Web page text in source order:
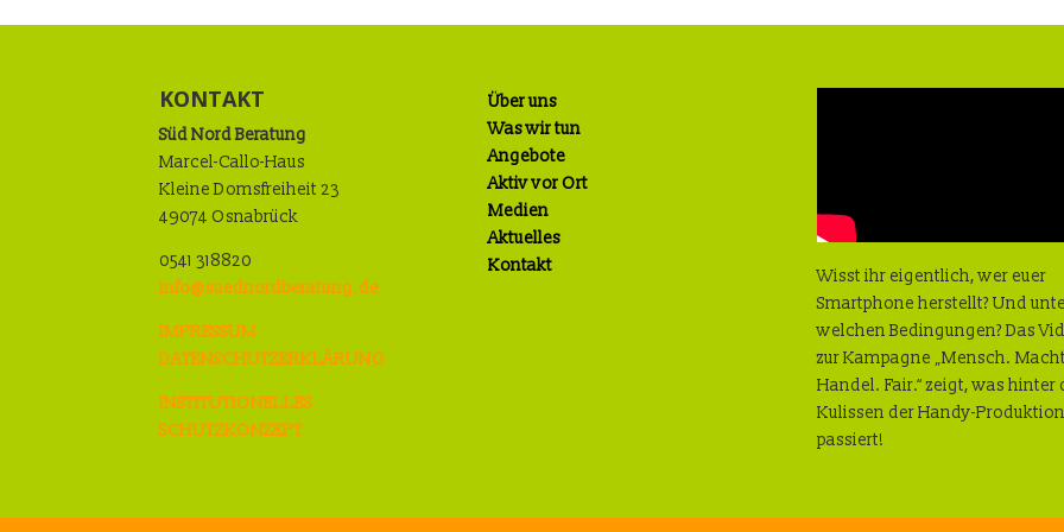
KONTAKT
Süd Nord Beratung
Marcel-Callo-Haus
Kleine Domsfreiheit 23
49074 Osnabrück
0541 318820
info@suednordberatung.de
IMPRESSUM
DATENSCHUTZERKLÄRUNG
INSTITUTIONELLES
SCHUTZKONZEPT
Über uns
Was wir tun
Angebote
Aktiv vor Ort
Medien
Aktuelles
Kontakt
Wisst ihr eigentlich, wer euer
Smartphone herstellt? Und
welchen Bedingungen? Das
zur Kampagne „Mensch.
Handel. Fair.“ zeigt, was hinter
Kulissen der Handy-Produktion
passiert!